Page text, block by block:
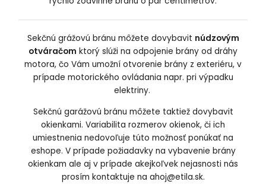
Sekčnú grážovú bránu môžete dovybavit núdzovým
otváračom ktorý slúži na odpojenie brány od dráhy
motora, čo Vám umožní otvorenie brány z exteriéru, v
prípade motorického ovládania napr. pri výpadku
elektriny.
Sekčnú garážovú bránu môžete taktiež dovybavit
okienkami. Variabilita rozmerov okienok, či ich
umiestnenia nedovoľuje túto možnosť ponúkať na
eshope. V prípade požiadavky na vybavenie brány
okienkam ale aj v prípade akejkoľvek nejasnosti nás
prosím kontaktuje na ahoj@etila.sk.